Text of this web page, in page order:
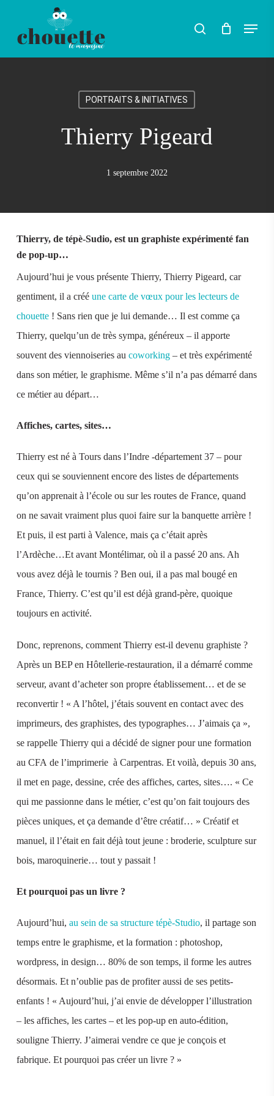
search Menu
PORTRAITS & INITIATIVES
Thierry Pigeard
1 septembre 2022
Thierry, de tépè-Sudio, est un graphiste expérimenté fan
de pop-up…
Aujourd’hui je vous présente Thierry, Thierry Pigeard, car
gentiment, il a créé une carte de vœux pour les lecteurs de
chouette! Sans rien que je lui demande… Il est comme ça
Thierry, quelqu’un de très sympa, généreux – il apporte
souvent des viennoiseries au coworking– et très expérimenté
dans son métier, le graphisme. Même s’il n’a pas démarré dans
ce métier au départ…
Affiches, cartes, sites…
Thierry est né à Tours dans l’Indre -département 37 – pour
ceux qui se souviennent encore des listes de départements
qu’on apprenait à l’école ou sur les routes de France, quand
on ne savait vraiment plus quoi faire sur la banquette arrière !
Et puis, il est parti à Valence, mais ça c’était après
l’Ardèche…Et avant Montélimar, où il a passé 20 ans. Ah
vous avez déjà le tournis ? Ben oui, il a pas mal bougé en
France, Thierry. C’est qu’il est déjà grand-père, quoique
toujours en activité.
Donc, reprenons, comment Thierry est-il devenu graphiste ?
Après un BEP en Hôtellerie-restauration, il a démarré comme
serveur, avant d’acheter son propre établissement… et de se
reconvertir ! « A l’hôtel, j’étais souvent en contact avec des
imprimeurs, des graphistes, des typographes… J’aimais ça »,
se rappelle Thierry qui a décidé de signer pour une formation
au CFA de l’imprimerie à Carpentras. Et voilà, depuis 30 ans,
il met en page, dessine, crée des affiches, cartes, sites…. « Ce
qui me passionne dans le métier, c’est qu’on fait toujours des
pièces uniques, et ça demande d’être créatif… » Créatif et
manuel, il l’était en fait déjà tout jeune : broderie, sculpture sur
bois, maroquinerie… tout y passait !
Et pourquoi pas un livre ?
Aujourd’hui, au sein de sa structure tépè-Studio, il partage son
temps entre le graphisme, et la formation : photoshop,
wordpress, in design… 80% de son temps, il forme les autres
désormais. Et n’oublie pas de profiter aussi de ses petits-
enfants ! « Aujourd’hui, j’ai envie de développer l’illustration
– les affiches, les cartes – et les pop-up en auto-édition,
souligne Thierry. J’aimerai vendre ce que je conçois et
fabrique. Et pourquoi pas créer un livre ? »